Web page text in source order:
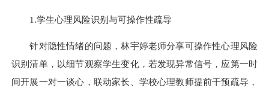
1.学生心理风险识别与可操作性疏导
针对隐性情绪的问题，林宇婷老师分享可操作性心理风险
识别清单，以细节观察学生变化，若发现异常信号，应第一时
间开展一对一谈心，联动家长、学校心理教师提前干预疏导，